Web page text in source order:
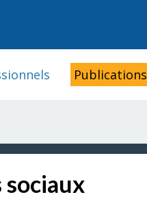
Publications
sociaux